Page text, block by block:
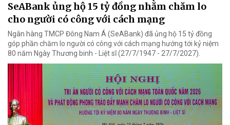
SeABank ủng hộ 15 tỷ đồng nhằm chăm lo
cho người có công với cách mạng
Ngân hàng TMCP Đông Nam Á (SeABank) đã ủng hộ 15 tỷ đồng
góp phần chăm lo người có công với cách mạng hướng tới kỷ niệm
80 năm Ngày Thương binh - Liệt sĩ (27/7/1947 - 27/7/2027).